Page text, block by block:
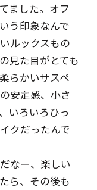
ました。オフ
う印象なんで
ルックスもの
見た目がとても
らかいサスペ
安定感、小さ
いろいろひっ
クだったんで
なー、楽しい
ら、その後も